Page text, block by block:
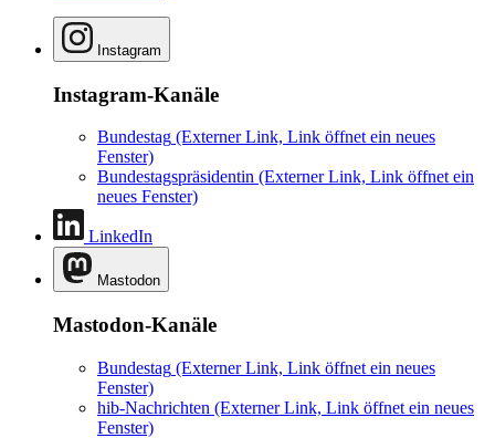
Instagram
Instagram-Kanäle
Bundestag (Externer Link, Link öffnet ein neues
Fenster)
Bundestagspräsidentin (Externer Link, Link öffnet ein
neues Fenster)
LinkedIn
Mastodon
Mastodon-Kanäle
Bundestag (Externer Link, Link öffnet ein neues
Fenster)
hib-Nachrichten (Externer Link, Link öffnet ein neues
Fenster)